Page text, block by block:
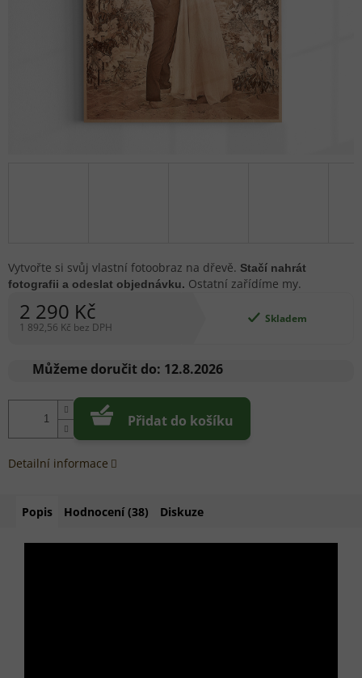
2 290 Kč
1 892,56 Kč bez DPH
cena:
Skladem
Můžeme doručit do: 12.8.2026
Přidat do košíku
Vytvořte si svůj vlastní fotoobraz na dřevě. Stačí nahrát
fotografii a odeslat objednávku. Ostatní zařídíme my.
Detailní informace
Popis Hodnocení (38) Diskuze